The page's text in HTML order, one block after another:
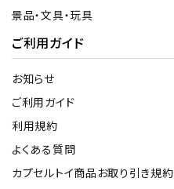
景品・文具・玩具
ご利用ガイド
お知らせ
ご利用ガイド
利用規約
よくある質問
カプセルトイ商品お取り引き規約